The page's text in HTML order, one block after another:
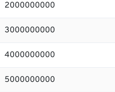
2000000000
3000000000
4000000000
5000000000